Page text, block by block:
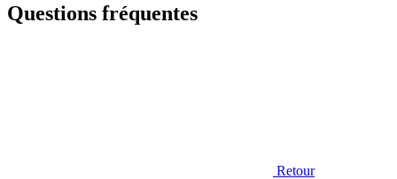
Questions fréquentes
Retour